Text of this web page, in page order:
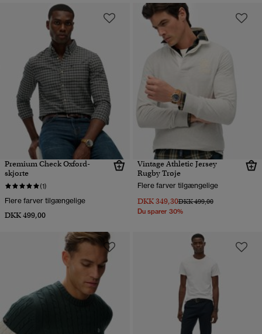
Premium Check Oxford-
skjorte
(1)
Flere farver tilgængelige
DKK 499,00
Vintage Athletic Jersey
Rugby Trøje
Flere farver tilgængelige
DKK 349,30Pris nedsat fra
DKK 499,00til
Du sparer 30%